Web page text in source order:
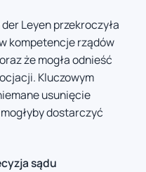
Leyen przekroczyła
kompetencje rządów
że mogła odnieść
Kluczowym
usunięcie
dostarczyć
sądu